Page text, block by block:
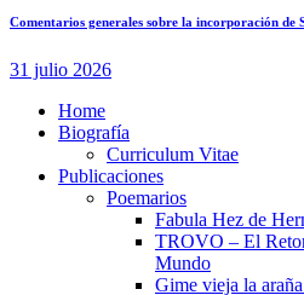
Comentarios generales sobre la incorporación de
31 julio 2026
Home
Biografía
Curriculum Vitae​
Publicaciones
Poemarios
Fabula Hez de
TROVO – El
Mundo
Gime vieja la